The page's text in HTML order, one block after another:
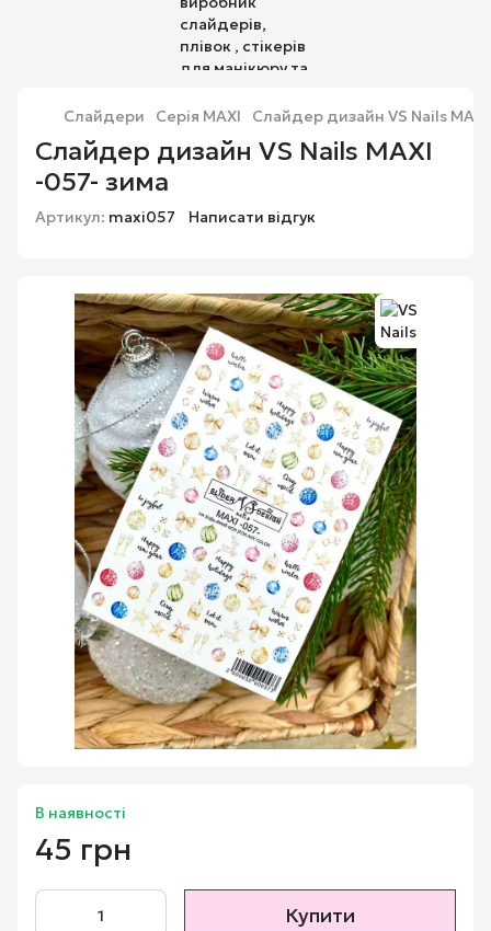
Слайдери Серія MAXI Слайдер дизайн VS Nails
Слайдер дизайн VS Nails MAXI
-057- зима
Артикул: maxi057 Написати відгук
В наявності
45 грн
Купити